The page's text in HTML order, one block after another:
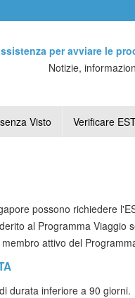
per avviare le
Notizie,
Visto Verificare
possono richiedere
al Programma Viaggio
attivo del
di durata inferiore a 90 giorni.